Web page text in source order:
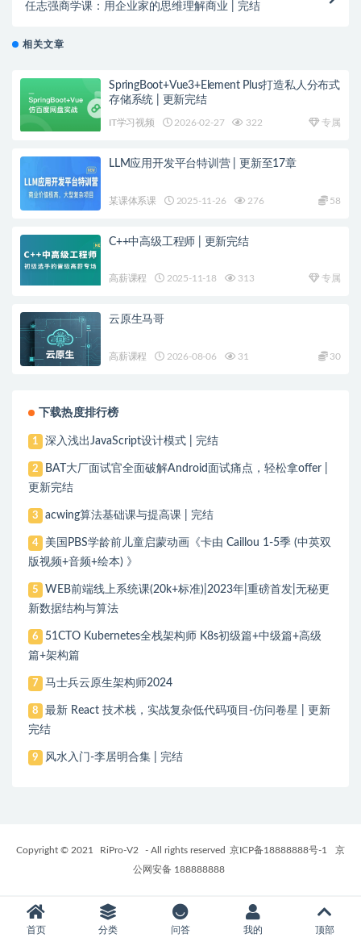
任志强商学课：用企业家的思维理解商业 | 完结
相关文章
SpringBoot+Vue3+Element Plus打造私人分布式
存储系统 | 更新完结
IT学习视频 2026-02-27 322 专属
LLM应用开发平台特训营 | 更新至17章
某课体系课 2025-11-26 276 58
C++中高级工程师 | 更新完结
高薪课程 2025-11-18 313 专属
云原生马哥
高薪课程 2026-08-06 31 30
下载热度排行榜
1 深入浅出JavaScript设计模式 | 完结
2
BAT大厂面试官全面破解Android面试痛点，轻松拿offer |
更新完结
3 acwing算法基础课与提高课 | 完结
4
美国PBS学龄前儿童启蒙动画《卡由 Caillou 1-5季 (中英双
版视频+音频+绘本) 》
5
WEB前端线上系统课(20k+标准)|2023年|重磅首发|无秘更
新数据结构与算法
6
51CTO Kubernetes全栈架构师 K8s初级篇+中级篇+高级
篇+架构篇
7 马士兵云原生架构师2024
8
最新 React 技术栈，实战复杂低代码项目-仿问卷星 | 更新
完结
9 风水入门-李居明合集 | 完结
Copyright © 2021 RiPro-V2 - All rights reserved 京ICP备18888888号-1
京
公网安备 188888888
首页 分类 问答 我的 顶部